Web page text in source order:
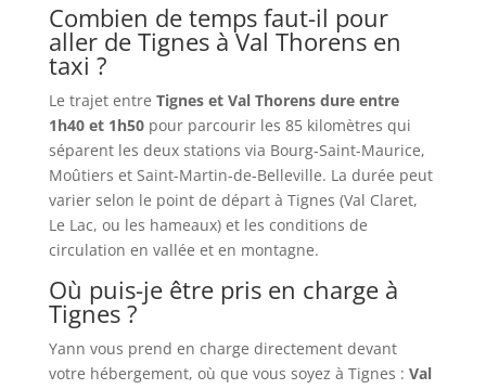
Combien de temps faut-il pour
aller de Tignes à Val Thorens en
taxi ?
Le trajet entre Tignes et Val Thorens dure entre
1h40 et 1h50pour parcourir les 85 kilomètres qui
séparent les deux stations via Bourg-Saint-Maurice,
Moûtiers et Saint-Martin-de-Belleville. La durée peut
varier selon le point de départ à Tignes (Val Claret,
Le Lac, ou les hameaux) et les conditions de
circulation en vallée et en montagne.
Où puis-je être pris en charge à
Tignes ?
Yann vous prend en charge directement devant
votre hébergement, où que vous soyez à Tignes : Val